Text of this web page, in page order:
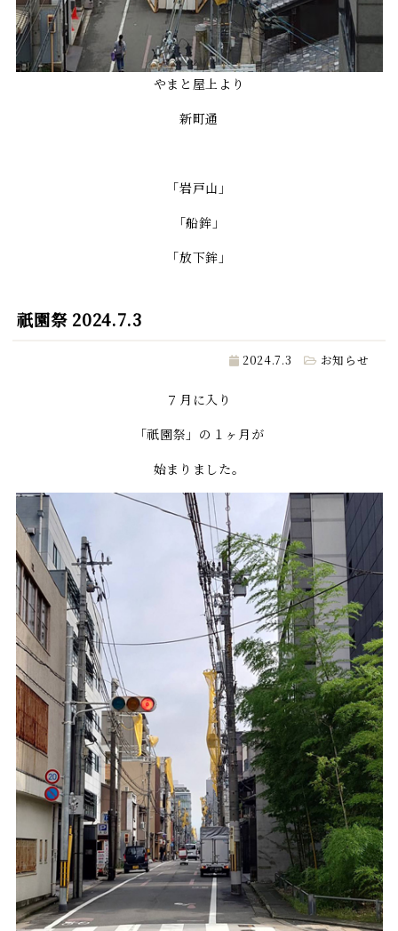
やまと屋上より
新町通
「岩戸山」
「船鉾」
「放下鉾」
祇園祭 2024.7.3
2024.7.3 お知らせ
７月に入り
「祇園祭」の１ヶ月が
始まりました。